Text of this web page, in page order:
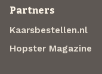
Partners
Kaarsbestellen.nl
Hopster Magazine